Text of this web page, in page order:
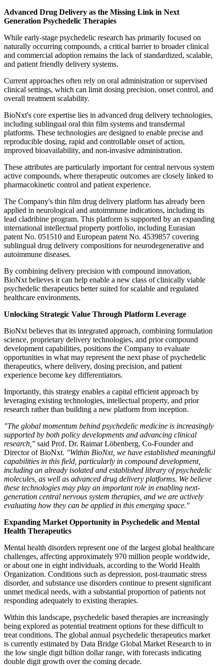
Advanced Drug Delivery as the Missing Link in Next
Generation Psychedelic Therapies
While early-stage psychedelic research has primarily focused on
naturally occurring compounds, a critical barrier to broader clinical
and commercial adoption remains the lack of standardized, scalable,
and patient friendly delivery systems.
Current approaches often rely on oral administration or supervised
clinical settings, which can limit dosing precision, onset control, and
overall treatment scalability.
BioNxt's core expertise lies in advanced drug delivery technologies,
including sublingual oral thin film systems and transdermal
platforms. These technologies are designed to enable precise and
reproducible dosing, rapid and controllable onset of action,
improved bioavailability, and non-invasive administration.
These attributes are particularly important for central nervous system
active compounds, where therapeutic outcomes are closely linked to
pharmacokinetic control and patient experience.
The Company's thin film drug delivery platform has already been
applied in neurological and autoimmune indications, including its
lead cladribine program. This platform is supported by an expanding
international intellectual property portfolio, including Eurasian
patent No. 051510 and European patent No. 4539857 covering
sublingual drug delivery compositions for neurodegenerative and
autoimmune diseases.
By combining delivery precision with compound innovation,
BioNxt believes it can help enable a new class of clinically viable
psychedelic therapeutics better suited for scalable and regulated
healthcare environments.
Unlocking Strategic Value Through Platform Leverage
BioNxt believes that its integrated approach, combining formulation
science, proprietary delivery technologies, and prior compound
development capabilities, positions the Company to evaluate
opportunities in what may represent the next phase of psychedelic
therapeutics, where delivery, dosing precision, and patient
experience become key differentiators.
Importantly, this strategy enables a capital efficient approach by
leveraging existing technologies, intellectual property, and prior
research rather than building a new platform from inception.
"The global momentum behind psychedelic medicine is increasingly
supported by both policy developments and advancing clinical
research," said Prof. Dr. Raimar Löbenberg, Co-Founder and
Director of BioNxt. "Within BioNxt, we have established meaningful
capabilities in this field, particularly in compound development,
including an already isolated and established library of psychedelic
molecules, as well as advanced drug delivery platforms. We believe
these technologies may play an important role in enabling next-
generation central nervous system therapies, and we are actively
evaluating how they can be applied in this emerging space."
Expanding Market Opportunity in Psychedelic and Mental
Health Therapeutics
Mental health disorders represent one of the largest global healthcare
challenges, affecting approximately 970 million people worldwide,
or about one in eight individuals, according to the World Health
Organization. Conditions such as depression, post-traumatic stress
disorder, and substance use disorders continue to present significant
unmet medical needs, with a substantial proportion of patients not
responding adequately to existing therapies.
Within this landscape, psychedelic based therapies are increasingly
being explored as potential treatment options for these difficult to
treat conditions. The global annual psychedelic therapeutics market
is currently estimated by Data Bridge Global Market Research to in
the low single digit billion dollar range, with forecasts indicating
double digit growth over the coming decade.